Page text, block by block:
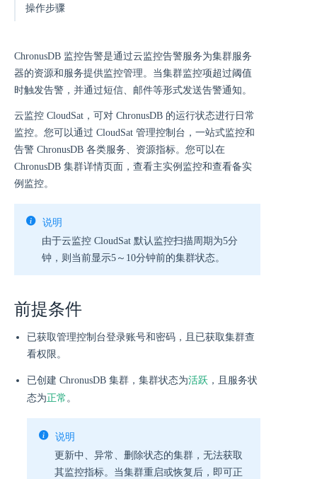
操作步骤
ChronusDB 监控告警是通过云监控告警服务为集群服务
器的资源和服务提供监控管理。当集群监控项超过阈值
时触发告警，并通过短信、邮件等形式发送告警通知。
云监控 CloudSat，可对 ChronusDB 的运行状态进行日常
监控。您可以通过 CloudSat 管理控制台，一站式监控和
告警 ChronusDB 各类服务、资源指标。您可以在
ChronusDB 集群详情页面，查看主实例监控和查看备实
例监控。
说明
由于云监控 CloudSat 默认监控扫描周期为5分
钟，则当前显示5～10分钟前的集群状态。
前提条件
已获取管理控制台登录账号和密码，且已获取集群查
看权限。
已创建 ChronusDB 集群，集群状态为活跃 ，且服务状
态为正常 。
说明
更新中、异常、删除状态的集群，无法获取
其监控指标。当集群重启或恢复后，即可正